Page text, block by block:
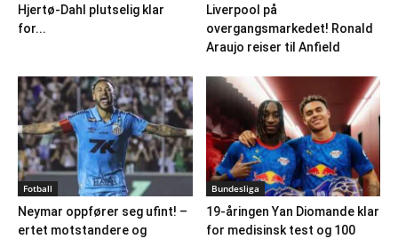
Hjertø-Dahl plutselig klar
for...
Liverpool på
overgangsmarkedet! Ronald
Araujo reiser til Anfield
Fotball
Neymar oppfører seg ufint! –
ertet motstandere og
Bundesliga
19-åringen Yan Diomande klar
for medisinsk test og 100